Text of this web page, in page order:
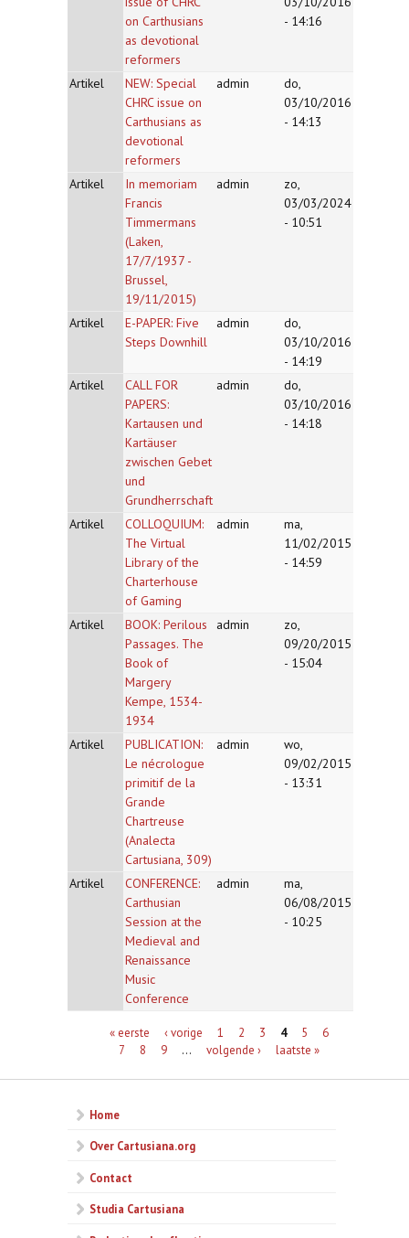
on Carthusians
as devotional
reformers
- 14:16
Artikel
NEW: Special
CHRC issue on
Carthusians as
devotional
reformers
admin
do,
03/10/2016
- 14:13
Artikel
In memoriam
Francis
Timmermans
(Laken,
17/7/1937 -
Brussel,
19/11/2015)
admin
zo,
03/03/2024
- 10:51
Artikel
E-PAPER: Five
Steps Downhill
admin
do,
03/10/2016
- 14:19
Artikel
CALL FOR
PAPERS:
Kartausen und
Kartäuser
zwischen Gebet
und
Grundherrschaft
admin
do,
03/10/2016
- 14:18
Artikel
COLLOQUIUM:
The Virtual
Library of the
Charterhouse
of Gaming
admin
ma,
11/02/2015
- 14:59
Artikel
BOOK: Perilous
Passages. The
Book of
Margery
Kempe, 1534-
1934
admin
zo,
09/20/2015
- 15:04
Artikel
PUBLICATION:
Le nécrologue
primitif de la
Grande
Chartreuse
(Analecta
Cartusiana, 309)
admin
wo,
09/02/2015
- 13:31
Artikel
CONFERENCE:
Carthusian
Session at the
Medieval and
Renaissance
Music
Conference
admin
ma,
06/08/2015
- 10:25
Pagina's« eerste ‹ vorige 1 2 3 4 5
6
7
8 9 … volgende › laatste »
Home
Over Cartusiana.org
Contact
Studia Cartusiana